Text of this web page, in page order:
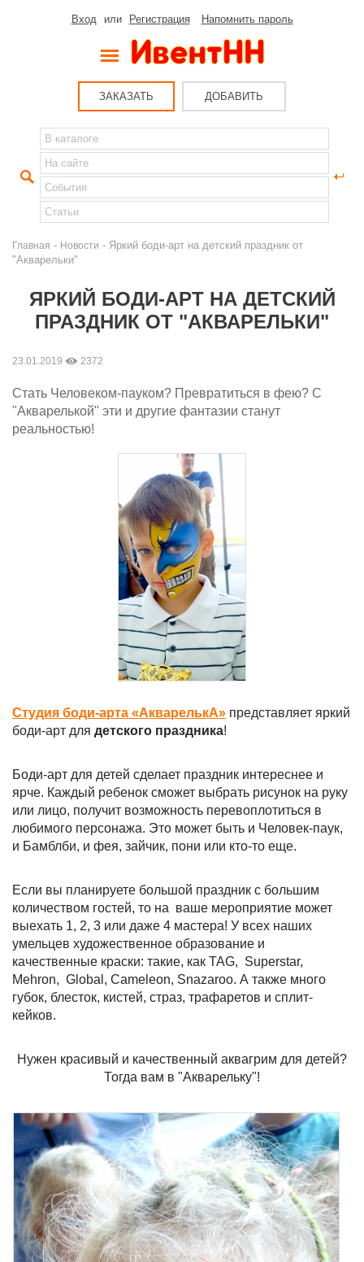
Вход или Регистрация Напомнить пароль
ЗАКАЗАТЬ ДОБАВИТЬ
Главная - Новости - Яркий боди-арт на детский праздник от
"Акварельки"
ЯРКИЙ БОДИ-АРТ НА ДЕТСКИЙ
ПРАЗДНИК ОТ "АКВАРЕЛЬКИ"
23.01.2019 2372
Стать Человеком-пауком? Превратиться в фею? С
"Акварелькой" эти и другие фантазии станут
реальностью!
Студия боди-арта «АкварелькА» представляет яркий
боди-арт для детского праздника!
Боди-арт для детей сделает праздник интереснее и
ярче. Каждый ребенок сможет выбрать рисунок на руку
или лицо, получит возможность перевоплотиться в
любимого персонажа. Это может быть и Человек-паук,
и Бамблби, и фея, зайчик, пони или кто-то еще.
Если вы планируете большой праздник с большим
количеством гостей, то на ваше мероприятие может
выехать 1, 2, 3 или даже 4 мастера! У всех наших
умельцев художественное образование и
качественные краски: такие, как TAG, Superstar,
Mehron, Global, Cameleon, Snazaroo. А также много
губок, блесток, кистей, страз, трафаретов и сплит-
кейков.
Нужен красивый и качественный аквагрим для детей?
Тогда вам в "Акварельку"!